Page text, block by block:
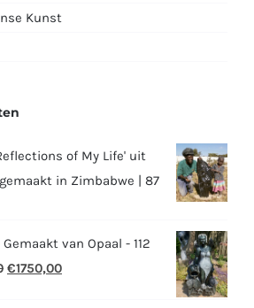
Kunst
of My Life' uit
in Zimbabwe | 87
van Opaal - 112
Oorspronkelijke
€1750,00Huidige